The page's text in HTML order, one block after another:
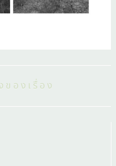
ของเรื่อง